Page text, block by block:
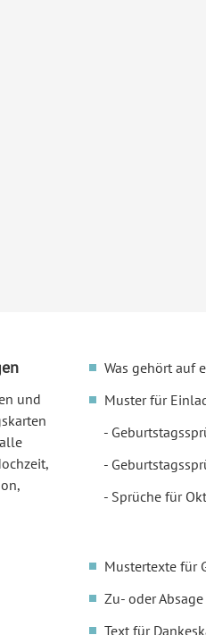
und
Was gehört auf
Muster für
Sprüche für
Mustertexte für
Zu- oder
Text für